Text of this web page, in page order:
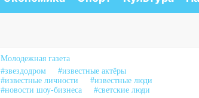
Молодежная газета
#звездодром
#известные актёры
#известные личности
#известные люди
#новости шоу-бизнеса
#светские люди